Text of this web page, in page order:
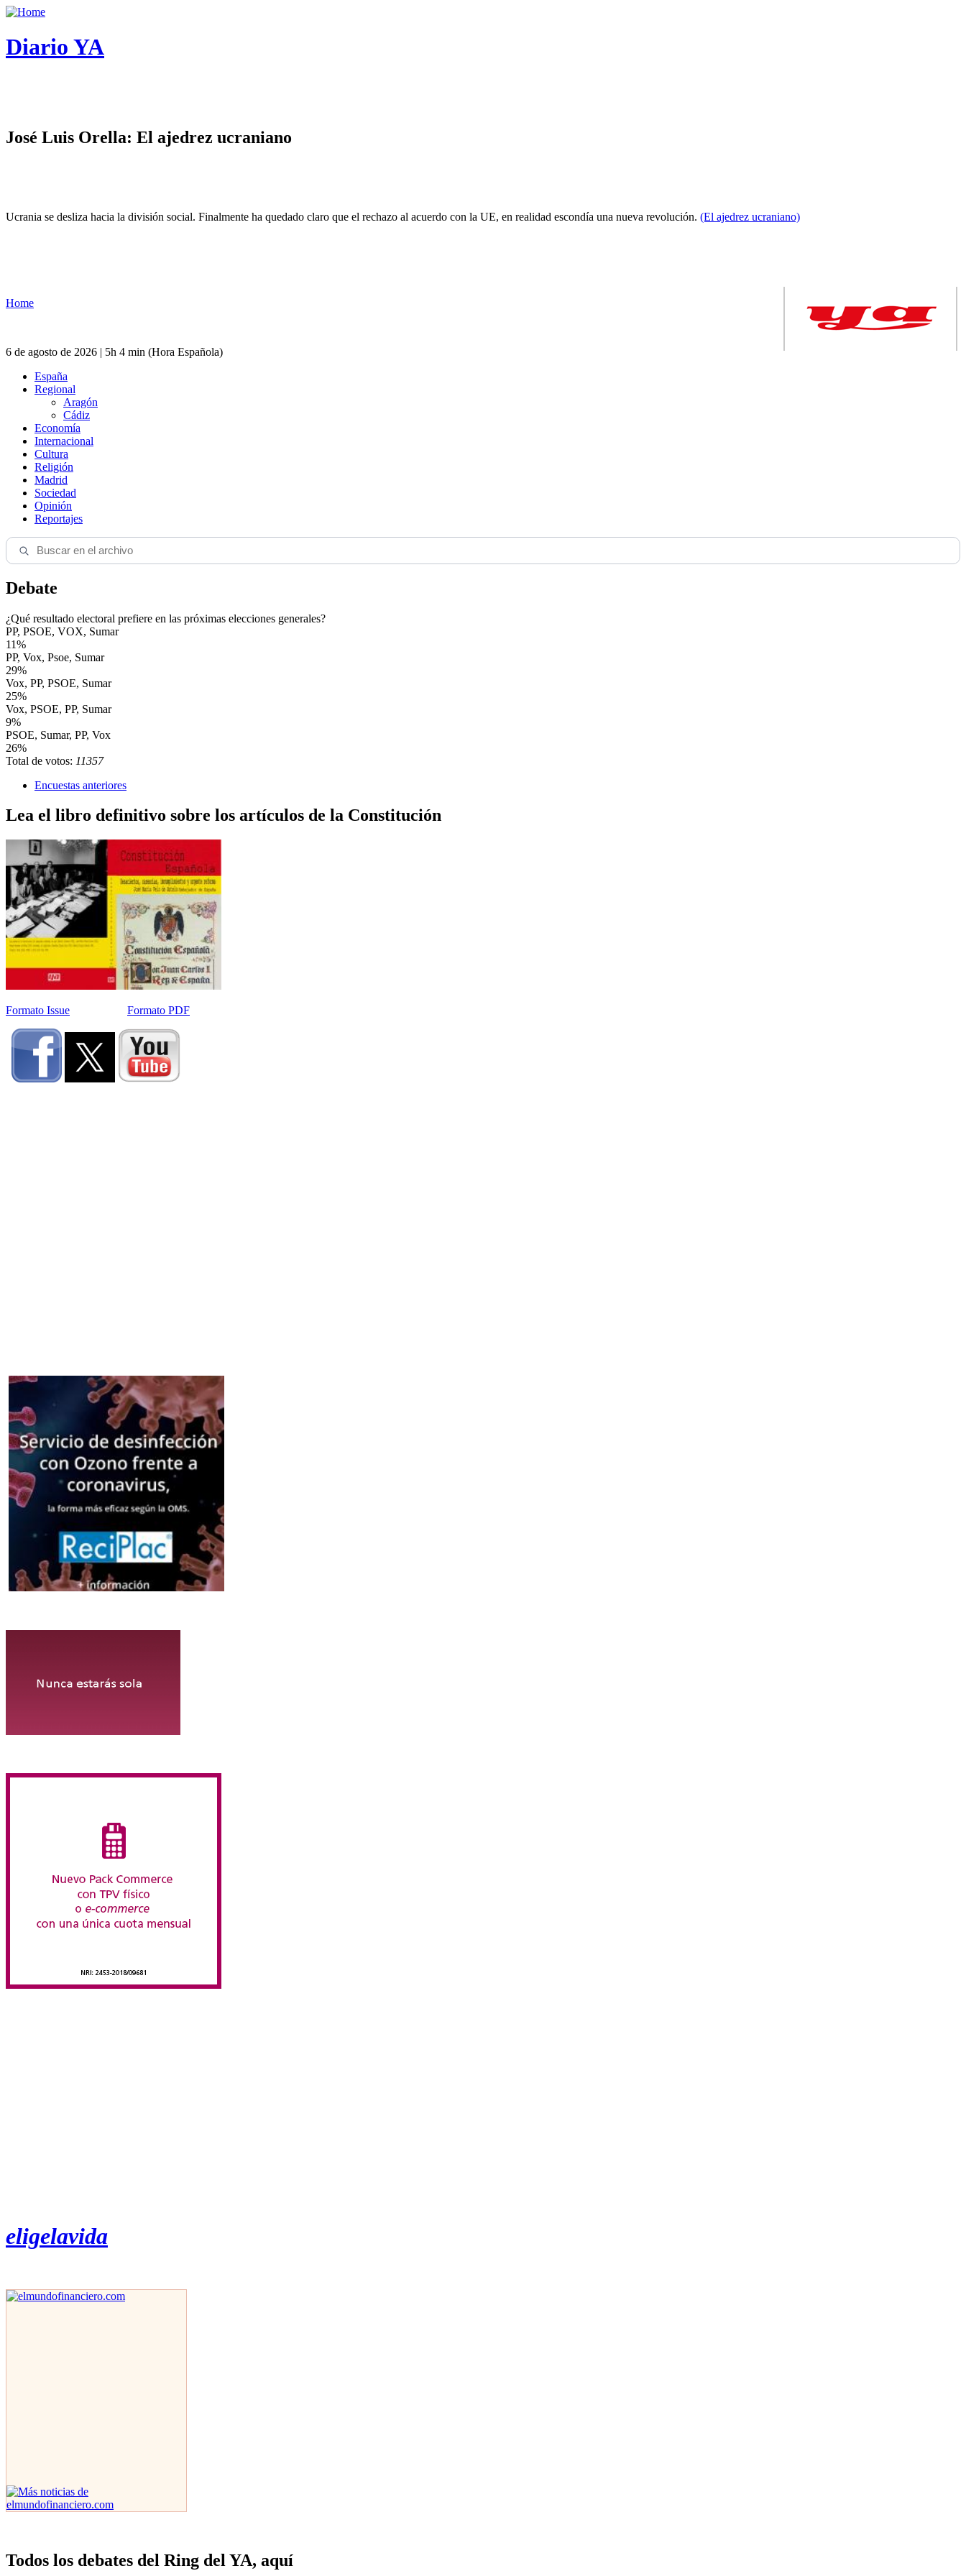
Diario YA
José Luis Orella: El ajedrez ucraniano
Ucrania se desliza hacia la división social. Finalmente ha quedado claro que el rechazo al acuerdo con la UE, en realidad escondía una nueva revolución. (El ajedrez ucraniano)
Home
6 de agosto de 2026 | 5h 4 min (Hora Española)
España
Regional
Aragón
Cádiz
Economía
Internacional
Cultura
Religión
Madrid
Sociedad
Opinión
Reportajes
Debate
¿Qué resultado electoral prefiere en las próximas elecciones generales?
PP, PSOE, VOX, Sumar
11%
PP, Vox, Psoe, Sumar
29%
Vox, PP, PSOE, Sumar
25%
Vox, PSOE, PP, Sumar
9%
PSOE, Sumar, PP, Vox
26%
Total de votos: 11357
Encuestas anteriores
Lea el libro definitivo sobre los artículos de la Constitución
Formato Issue Formato PDF
eligelavida
Todos los debates del Ring del YA, aquí